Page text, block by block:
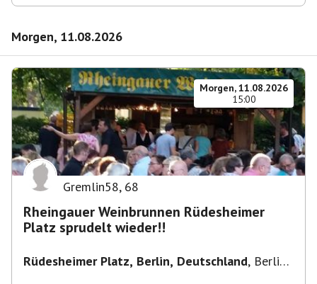
Morgen, 11.08.2026
Morgen, 11.08.2026
15:00
Gremlin58, 68
Rheingauer Weinbrunnen Rüdesheimer
Platz sprudelt wieder!!
Rüdesheimer Platz, Berlin, Deutschland, Berlin-